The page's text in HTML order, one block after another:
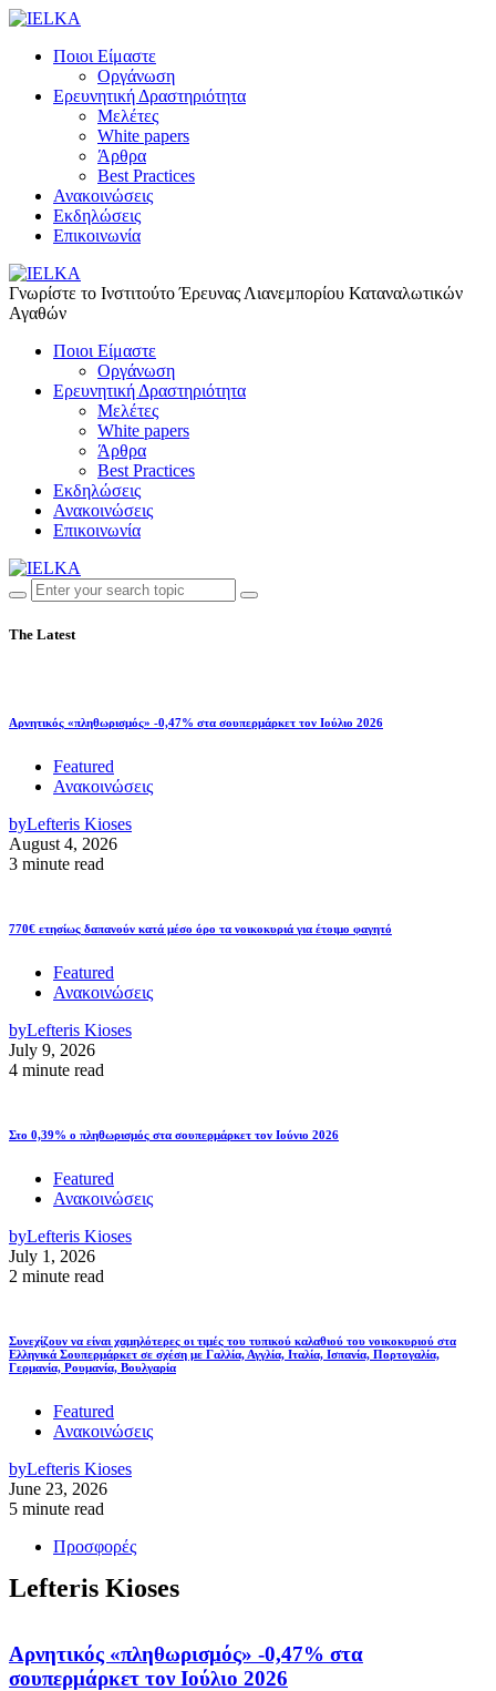
Ποιοι Είμαστε
Οργάνωση
Ερευνητική Δραστηριότητα
Μελέτες
White papers
Άρθρα
Best Practices
Ανακοινώσεις
Εκδηλώσεις
Επικοινωνία
Γνωρίστε το Iνστιτούτο Έρευνας Λιανεμπορίου Καταναλωτικών
Αγαθών
Ποιοι Είμαστε
Οργάνωση
Ερευνητική Δραστηριότητα
Μελέτες
White papers
Άρθρα
Best Practices
Εκδηλώσεις
Ανακοινώσεις
Επικοινωνία
The Latest
Αρνητικός «πληθωρισμός» -0,47% στα σουπερμάρκετ τον Ιούλιο 2026
Featured
Ανακοινώσεις
byLefteris Kioses
August 4, 2026
3 minute read
770€ ετησίως δαπανούν κατά μέσο όρο τα νοικοκυριά για έτοιμο φαγητό
Featured
Ανακοινώσεις
byLefteris Kioses
July 9, 2026
4 minute read
Στο 0,39% ο πληθωρισμός στα σουπερμάρκετ τον Ιούνιο 2026
Featured
Ανακοινώσεις
byLefteris Kioses
July 1, 2026
2 minute read
Συνεχίζουν να είναι χαμηλότερες οι τιμές του τυπικού καλαθιού του νοικοκυριού στα
Ελληνικά Σουπερμάρκετ σε σχέση με Γαλλία, Αγγλία, Ιταλία, Ισπανία, Πορτογαλία,
Γερμανία, Ρουμανία, Βουλγαρία
Featured
Ανακοινώσεις
byLefteris Kioses
June 23, 2026
5 minute read
Προσφορές
Lefteris Kioses
Αρνητικός «πληθωρισμός» -0,47% στα
σουπερμάρκετ τον Ιούλιο 2026